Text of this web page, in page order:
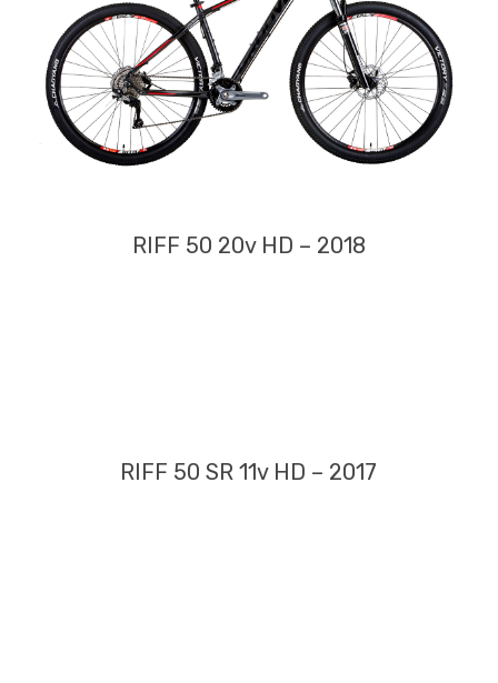
RIFF 50 20v HD – 2018
RIFF 50 SR 11v HD – 2017